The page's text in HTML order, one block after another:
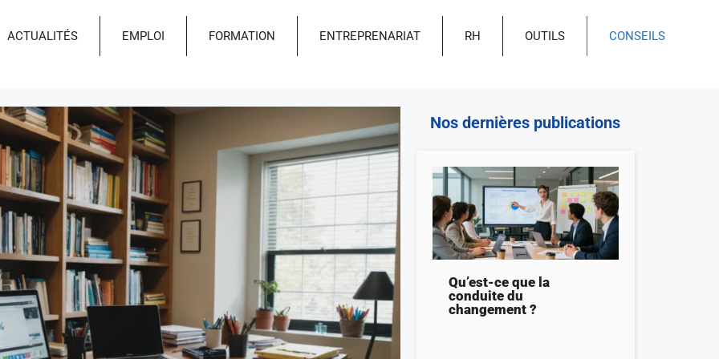
ACTUALITÉS EMPLOI FORMATION ENTREPRENARIAT RH OUTILS CONSEILS
Nos dernières publications
Qu’est-ce que la
conduite du
changement ?